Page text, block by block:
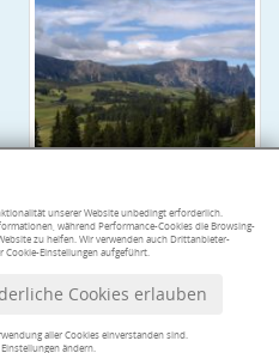
unserer Website unbedingt erforderlich.
während Performance-Cookies die Browsing-
zu helfen. Wir verwenden auch Drittanbieter-
Cookie-Einstellungen aufgeführt.
Cookies erlauben
aller Cookies einverstanden sind.
ändern.